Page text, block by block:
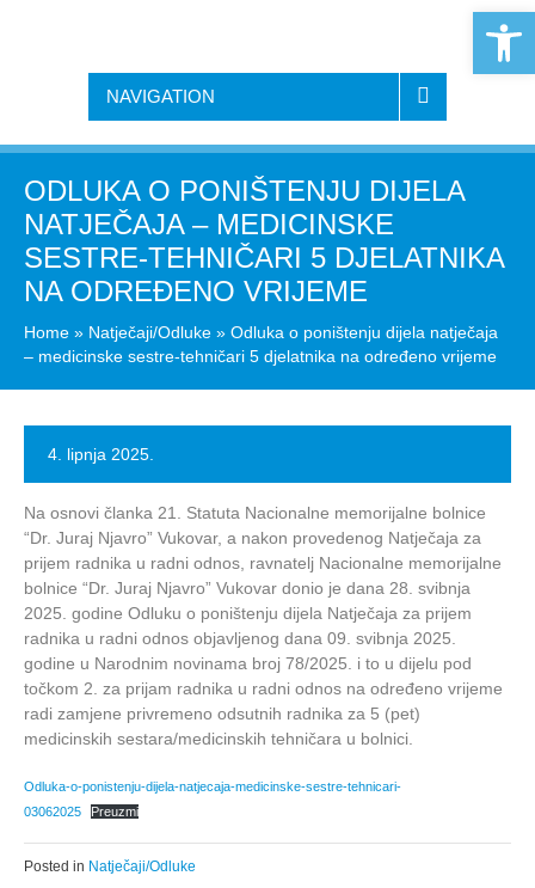
NAVIGATION
ODLUKA O PONIŠTENJU DIJELA
NATJEČAJA – MEDICINSKE
SESTRE-TEHNIČARI 5 DJELATNIKA
NA ODREĐENO VRIJEME
Home » Natječaji/Odluke » Odluka o poništenju dijela natječaja
– medicinske sestre-tehničari 5 djelatnika na određeno vrijeme
4. lipnja 2025.
Na osnovi članka 21. Statuta Nacionalne memorijalne bolnice
“Dr. Juraj Njavro” Vukovar, a nakon provedenog Natječaja za
prijem radnika u radni odnos, ravnatelj Nacionalne memorijalne
bolnice “Dr. Juraj Njavro” Vukovar donio je dana 28. svibnja
2025. godine Odluku o poništenju dijela Natječaja za prijem
radnika u radni odnos objavljenog dana 09. svibnja 2025.
godine u Narodnim novinama broj 78/2025. i to u dijelu pod
točkom 2. za prijam radnika u radni odnos na određeno vrijeme
radi zamjene privremeno odsutnih radnika za 5 (pet)
medicinskih sestara/medicinskih tehničara u bolnici.
Odluka-o-ponistenju-dijela-natjecaja-medicinske-sestre-tehnicari-
03062025
Preuzmi
Posted in Natječaji/Odluke